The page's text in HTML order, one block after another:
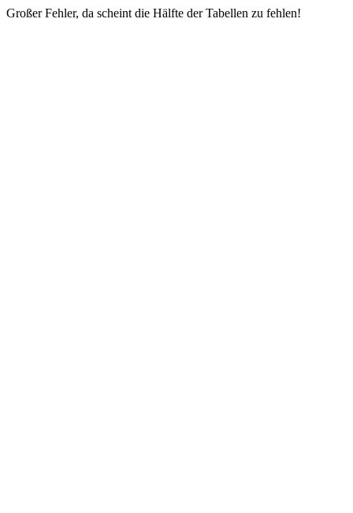
Großer Fehler, da scheint die Hälfte der Tabellen zu fehlen!